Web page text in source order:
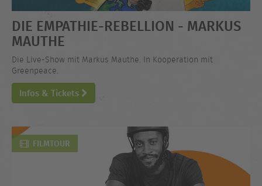
DIE EMPATHIE-REBELLION - MARKUS
MAUTHE
Die Live-Show mit Markus Mauthe. In Kooperation mit
Greenpeace.
Infos & Tickets
FILMTOUR